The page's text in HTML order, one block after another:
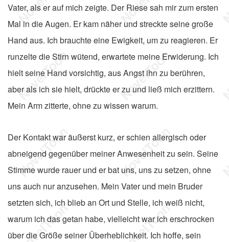
Vater, als er auf mich zeigte. Der Riese sah mir zum ersten
Mal in die Augen. Er kam näher und streckte seine große
Hand aus. Ich brauchte eine Ewigkeit, um zu reagieren. Er
runzelte die Stirn wütend, erwartete meine Erwiderung. Ich
hielt seine Hand vorsichtig, aus Angst ihn zu berühren,
aber als ich sie hielt, drückte er zu und ließ mich erzittern.
Mein Arm zitterte, ohne zu wissen warum.
Der Kontakt war äußerst kurz, er schien allergisch oder
abneigend gegenüber meiner Anwesenheit zu sein. Seine
Stimme wurde rauer und er bat uns, uns zu setzen, ohne
uns auch nur anzusehen. Mein Vater und mein Bruder
setzten sich, ich blieb an Ort und Stelle, ich weiß nicht,
warum ich das getan habe, vielleicht war ich erschrocken
über die Größe seiner Überheblichkeit. Ich hoffe, sein